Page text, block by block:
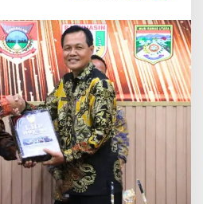
a
r
a
E
n
i
m
R
a
i
h